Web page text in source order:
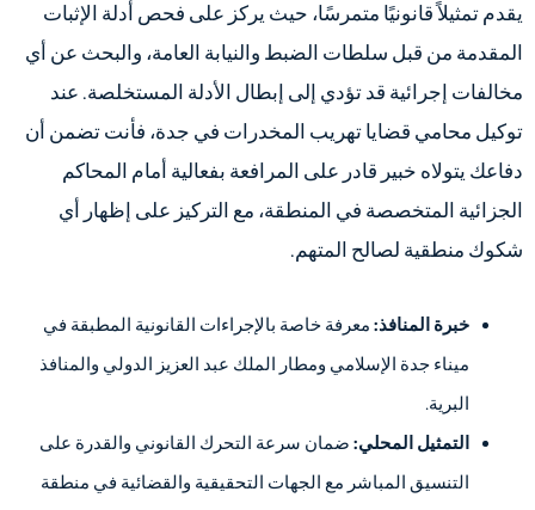
يقدم تمثيلاً قانونيًا متمرسًا، حيث يركز على فحص أدلة الإثبات
المقدمة من قبل سلطات الضبط والنيابة العامة، والبحث عن أي
مخالفات إجرائية قد تؤدي إلى إبطال الأدلة المستخلصة. عند
توكيل محامي قضايا تهريب المخدرات في جدة، فأنت تضمن أن
دفاعك يتولاه خبير قادر على المرافعة بفعالية أمام المحاكم
الجزائية المتخصصة في المنطقة، مع التركيز على إظهار أي
شكوك منطقية لصالح المتهم.
خبرة المنافذ: معرفة خاصة بالإجراءات القانونية المطبقة في
ميناء جدة الإسلامي ومطار الملك عبد العزيز الدولي والمنافذ
البرية.
التمثيل المحلي: ضمان سرعة التحرك القانوني والقدرة على
التنسيق المباشر مع الجهات التحقيقية والقضائية في منطقة